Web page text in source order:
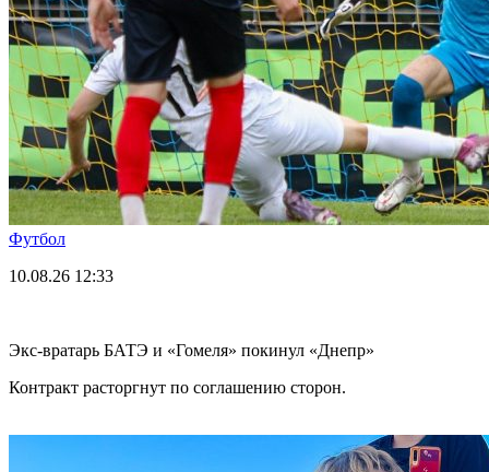
Футбол
10.08.26 12:33
Экс-вратарь БАТЭ и «Гомеля» покинул «Днепр»
Контракт расторгнут по соглашению сторон.